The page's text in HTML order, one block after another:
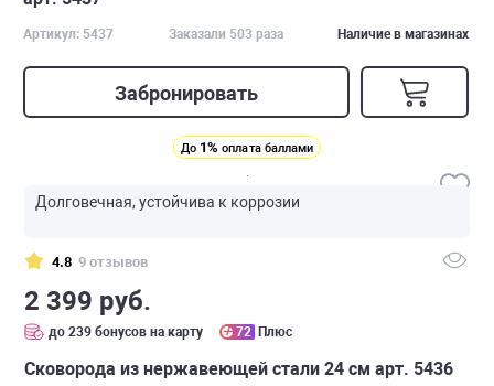
Артикул: 5437 Заказали 503 раза Наличие в магазинах
Забронировать
До 1% оплата баллами
Долговечная, устойчива к коррозии
4.8 9 отзывов
2 399 руб.
до 239 бонусов на карту 72 Плюс
Сковорода из нержавеющей стали 24 см арт. 5436